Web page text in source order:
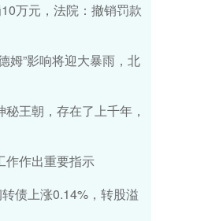
万元，法院：撤销罚款
姆”影响将迎大暴雨，北
王朝，存在了上千年，
作作出重要指示
债上涨0.14%，转股溢